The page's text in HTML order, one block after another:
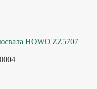
HOWO ZZ5707